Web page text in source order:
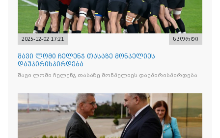
2025-12-02 17:21 სპორტი
შავი ლომი ჩელენჯ თასაზე მონპელიეს
დაუპირისპირდება
შავი ლომი ჩელენჯ თასაზე მონპელიეს დაუპირისპირდება